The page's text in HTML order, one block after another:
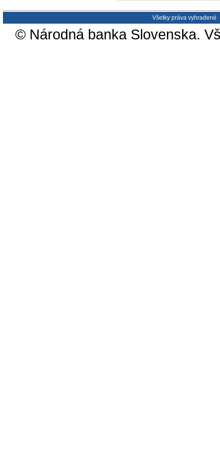
Všetky práva vyhradené
© Národná banka Slovenska.